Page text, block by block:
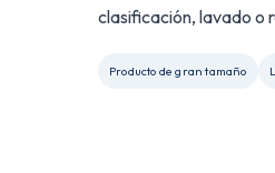
clasificación, lavado o
Producto de gran tamaño